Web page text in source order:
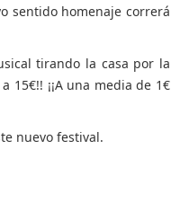
sentido homenaje correrá
tirando la casa por la
15€!! ¡¡A una media de 1€
nuevo festival.